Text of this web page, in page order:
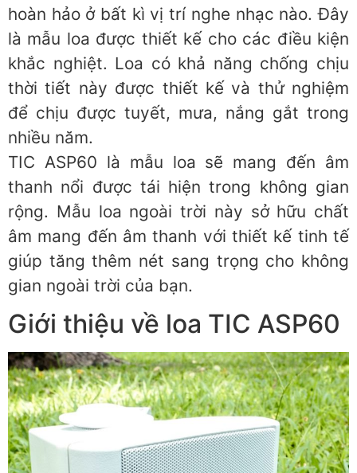
hoàn hảo ở bất kì vị trí nghe nhạc nào. Đây
là mẫu loa được thiết kế cho các điều kiện
khắc nghiệt. Loa có khả năng chống chịu
thời tiết này được thiết kế và thử nghiệm
để chịu được tuyết, mưa, nắng gắt trong
nhiều năm.
TIC ASP60 là mẫu loa sẽ mang đến âm
thanh nổi được tái hiện trong không gian
rộng. Mẫu loa ngoài trời này sở hữu chất
âm mang đến âm thanh với thiết kế tinh tế
giúp tăng thêm nét sang trọng cho không
gian ngoài trời của bạn.
Giới thiệu về loa TIC ASP60